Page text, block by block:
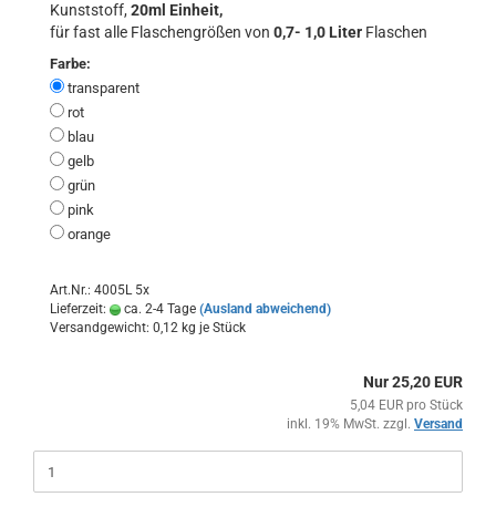
Kunststoff, 20ml Einheit,
für fast alle Flaschengrößen von 0,7- 1,0 Liter Flaschen
Farbe:
transparent
rot
blau
gelb
grün
pink
orange
Art.Nr.: 4005L 5x
Lieferzeit:
ca. 2-4 Tage (Ausland abweichend)
Versandgewicht: 0,12 kg je Stück
Nur 25,20 EUR
5,04 EUR pro Stück
inkl. 19% MwSt. zzgl. Versand